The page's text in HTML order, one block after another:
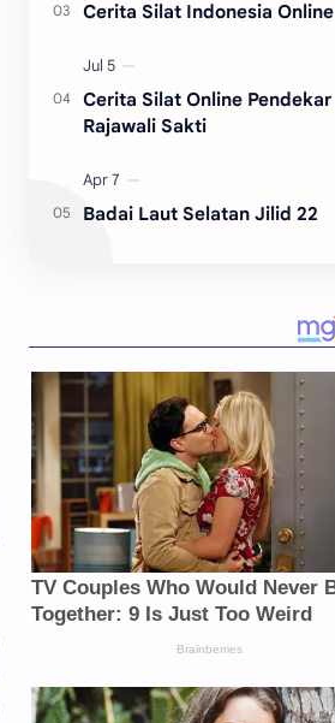
Cerita Silat Indonesia Online
Cerita Silat Online Pendekar
Rajawali Sakti
Badai Laut Selatan Jilid 22